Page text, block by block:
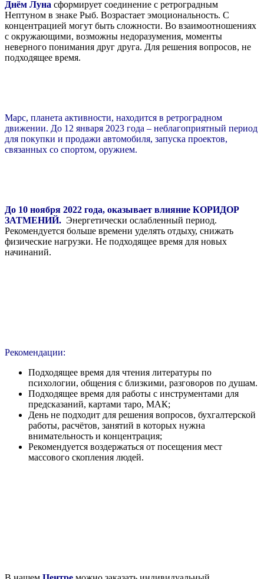
Днём Луна сформирует соединение с ретроградным
Нептуном в знаке Рыб. Возрастает эмоциональность. С
концентрацией могут быть сложности. Во взаимоотношениях
с окружающими, возможны недоразумения, моменты
неверного понимания друг друга. Для решения вопросов, не
подходящее время.
Марс, планета активности, находится в ретроградном
движении. До 12 января 2023 года – неблагоприятный период
для покупки и продажи автомобиля, запуска проектов,
связанных со спортом, оружием.
До 10 ноября 2022 года, оказывает влияние КОРИДОР
ЗАТМЕНИЙ. Энергетически ослабленный период.
Рекомендуется больше времени уделять отдыху, снижать
физические нагрузки. Не подходящее время для новых
начинаний.
Рекомендации:
Подходящее время для чтения литературы по
психологии, общения с близкими, разговоров по душам.
Подходящее время для работы с инструментами для
предсказаний, картами таро, МАК;
День не подходит для решения вопросов, бухгалтерской
работы, расчётов, занятий в которых нужна
внимательность и концентрация;
Рекомендуется воздержаться от посещения мест
массового скопления людей.